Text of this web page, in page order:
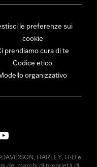
le preferenze sui
cookie
prendiamo cura di te
Codice etico
organizzativo
HARLEY, H-D e
dei marchi di proprietà di